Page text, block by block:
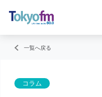
一覧へ戻る
コラム